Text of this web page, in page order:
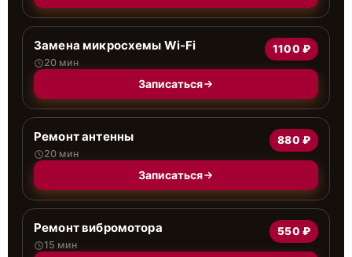
Замена микросхемы Wi-Fi
20 мин
1100 ₽
Записаться
Ремонт антенны
20 мин
880 ₽
Записаться
Ремонт вибромотора
15 мин
550 ₽